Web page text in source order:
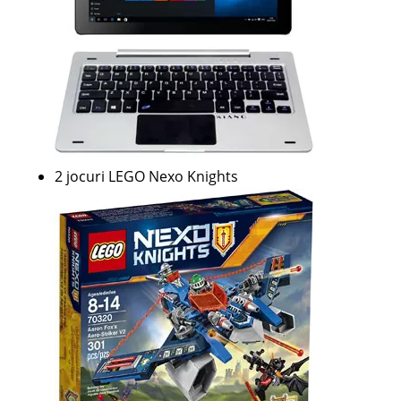
2 jocuri LEGO Nexo Knights